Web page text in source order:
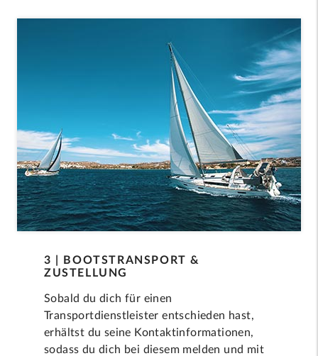
3 | BOOTSTRANSPORT &
ZUSTELLUNG
Sobald du dich für einen
Transportdienstleister entschieden hast,
erhältst du seine Kontaktinformationen,
sodass du dich bei diesem melden und mit